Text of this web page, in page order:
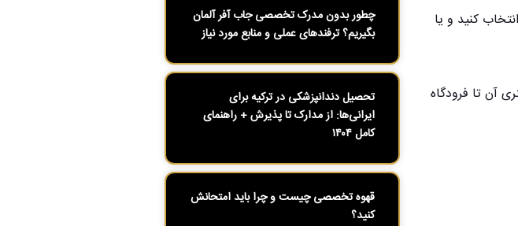
کنید و یا
آن تا فرودگاه
چطور بدون مدرک تخصصی جاب آفر آلمان
بگیریم؟ ترفندهای عملی و منابع مورد نیاز
تحصیل دندانپزشکی در ترکیه برای
ایرانی‌ها: از مدارک تا پذیرش + راهنمای
کامل ۱۴۰۴
قهوه تخصصی چیست و چرا باید امتحانش
کنید؟